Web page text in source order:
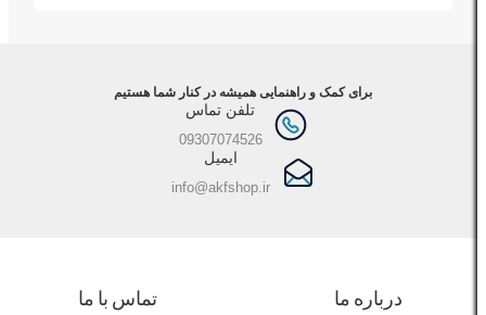
برای کمک و راهنمایی همیشه در کنار شما هستیم
تلفن تماس
09307074526
ایمیل
info@akfshop.ir
درباره ما تماس با ما